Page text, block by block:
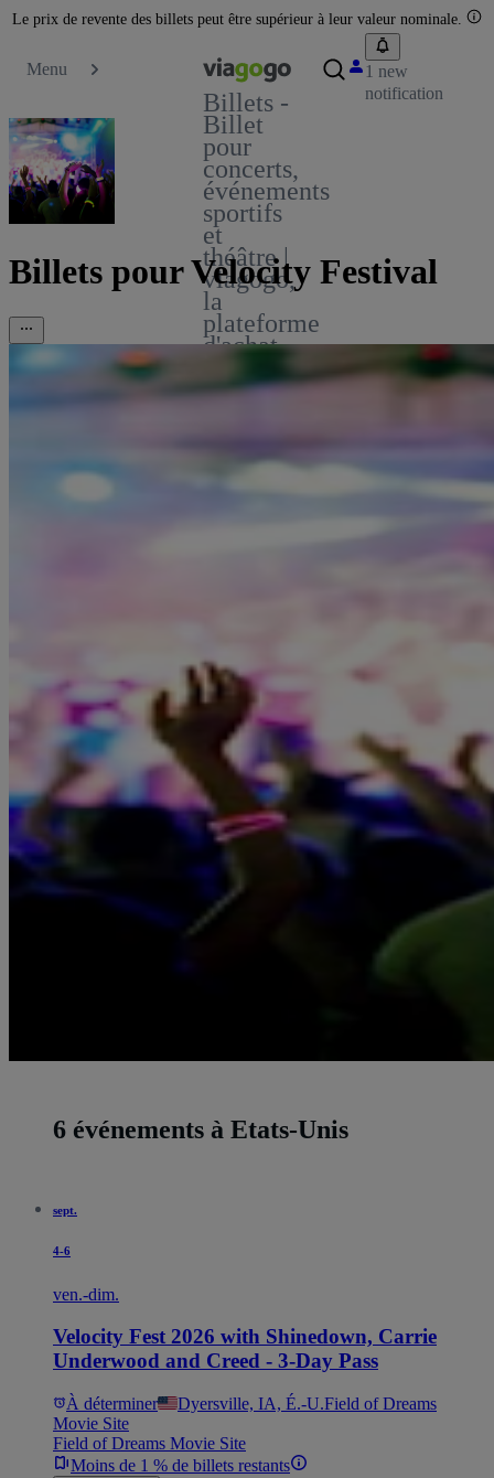
Le prix de revente des billets peut être supérieur à leur valeur nominale.
Menu
Billets -
Billet
pour
concerts,
événements
sportifs
et
théâtre |
viagogo,
la
plateforme
d'achat
vente
1 new
notification
Billets pour Velocity Festival
6 événements à Etats-Unis
sept.
4-6
ven.-dim.
Velocity Fest 2026 with Shinedown, Carrie
Underwood and Creed - 3-Day Pass
À déterminer Dyersville, IA, É.-U.Field of Dreams
Movie Site
Field of Dreams Movie Site
Moins de 1 % de billets restants